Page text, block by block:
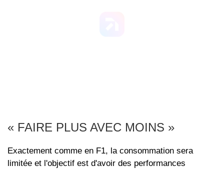
« FAIRE PLUS AVEC MOINS »
Exactement comme en F1, la consommation sera
limitée et l'objectif est d'avoir des performances